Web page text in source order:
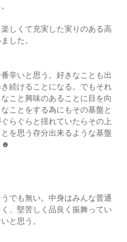
しくて充実した実りのある高
した。
辛いと思う。好きなことも出
続けることになる。でもそれ
こと興味のあることに目を向
ことをする為にもその基盤と
らぐらと揺れていたらその上
を思う存分出来るような基盤
☻
でも無い。中身はみんな普通
、堅苦しく品良く振舞ってい
と思う。